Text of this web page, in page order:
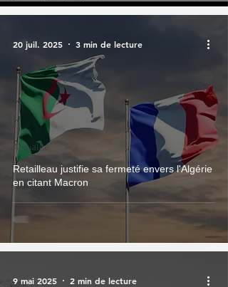
Retailleau justifie sa fermeté envers l'Algérie
en citant Macron
Actualité
20 juil. 2025 3 min de lecture
9 mai 2025 2 min de lecture